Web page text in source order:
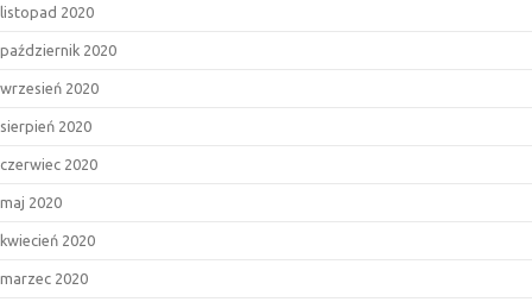
listopad 2020
październik 2020
wrzesień 2020
sierpień 2020
czerwiec 2020
maj 2020
kwiecień 2020
marzec 2020